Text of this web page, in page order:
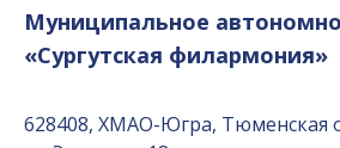
Муниципальное
«Сургутская филармония»
628408, ХМАО-Югра, Тюменская